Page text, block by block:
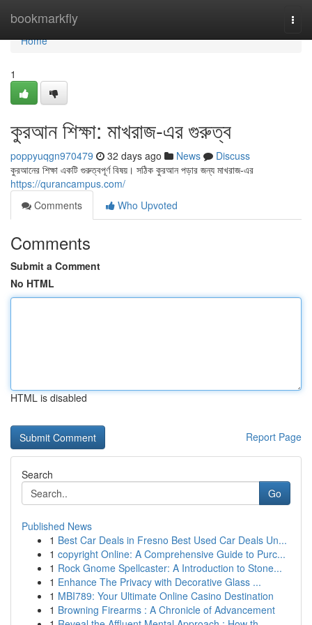
bookmarkfly
Home
Home
1
কুরআন শিক্ষা: মাখরাজ-এর গুরুত্ব
poppyuqgn970479 32 days ago News
Discuss
কুরআনের শিক্ষা একটি গুরুত্বপূর্ণ বিষয়। সঠিক কুরআন পড়ার জন্য মাখরাজ-এর
https://qurancampus.com/
Comments
Who Upvoted
Comments
Submit a Comment
No HTML
HTML is disabled
Report Page
Search
Go
Published News
1 Best Car Deals in Fresno Best Used Car Deals Un...
1 copyright Online: A Comprehensive Guide to Purc...
1 Rock Gnome Spellcaster: A Introduction to Stone...
1 Enhance The Privacy with Decorative Glass ...
1 MBI789: Your Ultimate Online Casino Destination
1 Browning Firearms : A Chronicle of Advancement